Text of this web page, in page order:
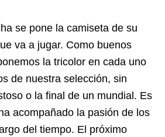
se pone la camiseta de su
va a jugar. Como buenos
la tricolor en cada uno
de nuestra selección, sin
o la final de un mundial. Es
acompañado la pasión de los
del tiempo. El próximo